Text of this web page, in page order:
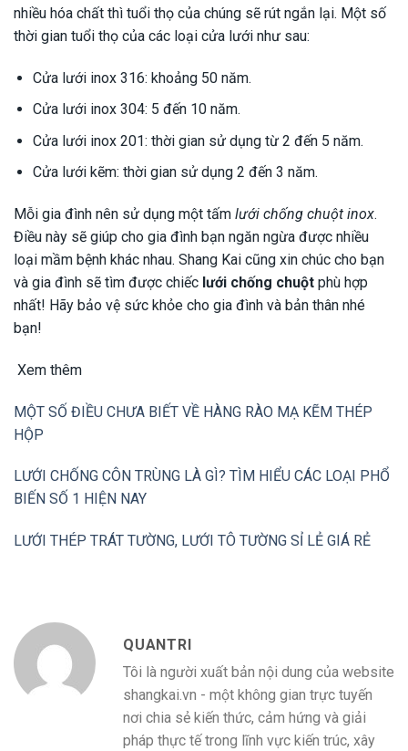
nhiều hóa chất thì tuổi thọ của chúng sẽ rút ngắn lại. Một số
thời gian tuổi thọ của các loại cửa lưới như sau:
Cửa lưới inox 316: khoảng 50 năm.
Cửa lưới inox 304: 5 đến 10 năm.
Cửa lưới inox 201: thời gian sử dụng từ 2 đến 5 năm.
Cửa lưới kẽm: thời gian sử dụng 2 đến 3 năm.
Mỗi gia đình nên sử dụng một tấm lưới chống chuột inox.
Điều này sẽ giúp cho gia đình bạn ngăn ngừa được nhiều
loại mầm bệnh khác nhau. Shang Kai cũng xin chúc cho bạn
và gia đình sẽ tìm được chiếc lưới chống chuột phù hợp
nhất! Hãy bảo vệ sức khỏe cho gia đình và bản thân nhé
bạn!
Xem thêm
MỘT SỐ ĐIỀU CHƯA BIẾT VỀ HÀNG RÀO MẠ KẼM THÉP
HỘP
LƯỚI CHỐNG CÔN TRÙNG LÀ GÌ? TÌM HIỂU CÁC LOẠI PHỔ
BIẾN SỐ 1 HIỆN NAY
LƯỚI THÉP TRÁT TƯỜNG, LƯỚI TÔ TƯỜNG SỈ LẺ GIÁ RẺ
QUANTRI
Tôi là người xuất bản nội dung của website
shangkai.vn - một không gian trực tuyến
nơi chia sẻ kiến thức, cảm hứng và giải
pháp thực tế trong lĩnh vực kiến trúc, xây